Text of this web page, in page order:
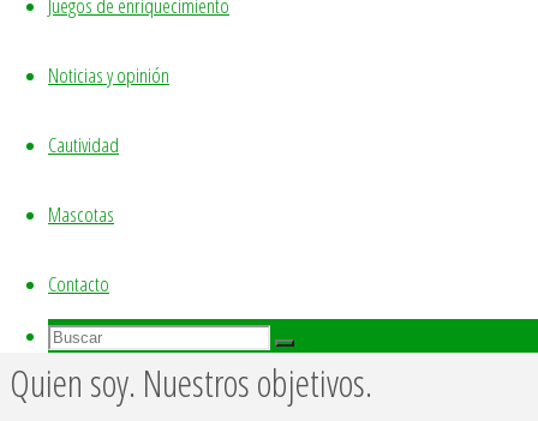
animal!
Noticias y opinión
Cautividad
Mascotas
Contacto
Buscar
Buscar:
Buscar
Leer más..."Qué
enriquecimiento
Leer más..."Colabora
y
date
a
conocer!"
Quien soy. Nuestros objetivos.